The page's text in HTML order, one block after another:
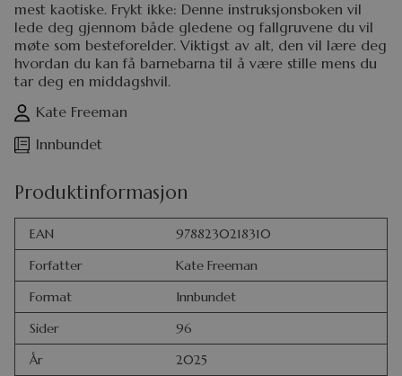
mest kaotiske. Frykt ikke: Denne instruksjonsboken vil
lede deg gjennom både gledene og fallgruvene du vil
møte som besteforelder. Viktigst av alt, den vil lære deg
hvordan du kan få barnebarna til å være stille mens du
tar deg en middagshvil.
Kate Freeman
Innbundet
Produktinformasjon
EAN
9788230218310
Forfatter
Kate Freeman
Format
Innbundet
Sider
96
År
2025